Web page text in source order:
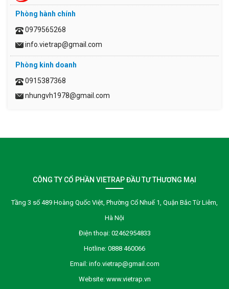
Phòng hành chính
0979565268
info.vietrap@gmail.com
Phòng kinh doanh
0915387368
nhungvh1978@gmail.com
CÔNG TY CỔ PHẦN VIETRAP ĐẦU TƯ THƯƠNG MẠI
Tầng 3 số 489 Hoàng Quốc Việt, Phường Cổ Nhuế 1, Quận Bắc Từ Liêm,
Hà Nội
Điện thoại:02462954833
Hotline: 0888 460066
Email:info.vietrap@gmail.com
Website:www.vietrap.vn